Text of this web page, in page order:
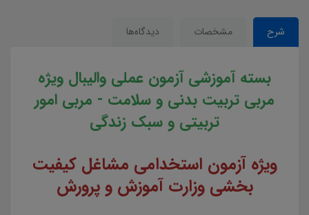
شرح مشخصات دیدگاه‌ها
بسته آموزشی آزمون عملی والیبال ویژه
مربی تربیت بدنی و سلامت - مربی امور
تربیتی و سبک زندگی
ویژه آزمون استخدامی مشاغل کیفیت
بخشی وزارت آموزش و پرورش